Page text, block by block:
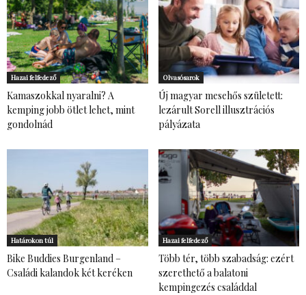
Hazai felfedező
Kamaszokkal nyaralni? A
kemping jobb ötlet lehet, mint
gondolnád
Olvasósarok
Új magyar mesehős született:
lezárult Sorell illusztrációs
pályázata
Határokon túl
Bike Buddies Burgenland –
Családi kalandok két keréken
Hazai felfedező
Több tér, több szabadság: ezért
szerethető a balatoni
kempingezés családdal